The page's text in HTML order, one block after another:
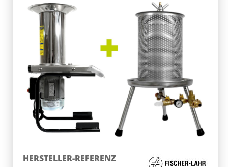
HERSTELLER-REFERENZ